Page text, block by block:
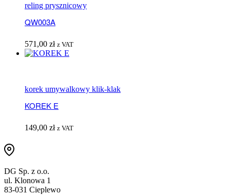
reling prysznicowy
QW003A
571,00 zł z VAT
korek umywalkowy klik-klak
KOREK E
149,00 zł z VAT
DG Sp. z o.o.
ul. Klonowa 1
83-031 Cieplewo